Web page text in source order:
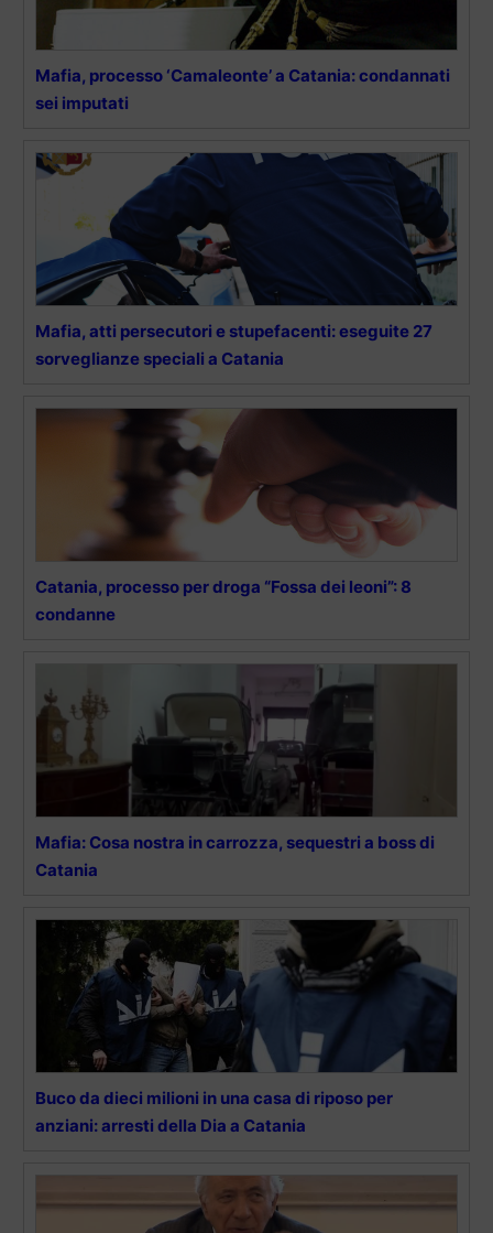
Mafia, processo ‘Camaleonte’ a Catania: condannati
sei imputati
Mafia, atti persecutori e stupefacenti: eseguite 27
sorveglianze speciali a Catania
Catania, processo per droga “Fossa dei leoni”: 8
condanne
Mafia: Cosa nostra in carrozza, sequestri a boss di
Catania
Buco da dieci milioni in una casa di riposo per
anziani: arresti della Dia a Catania